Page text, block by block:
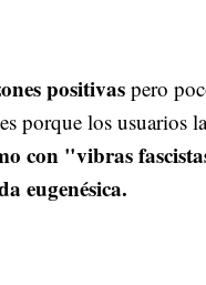
positivas pero
porque los usuarios la
con "vibras
eugenésica.